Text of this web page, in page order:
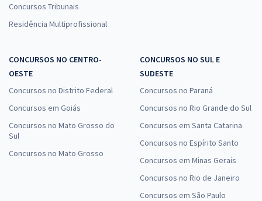
Concursos Tribunais
Residência Multiprofissional
CONCURSOS NO CENTRO-
OESTE
Concursos no Distrito Federal
Concursos em Goiás
Concursos no Mato Grosso do
Sul
Concursos no Mato Grosso
CONCURSOS NO SUL E
SUDESTE
Concursos no Paraná
Concursos no Rio Grande do Sul
Concursos em Santa Catarina
Concursos no Espírito Santo
Concursos em Minas Gerais
Concursos no Rio de Janeiro
Concursos em São Paulo